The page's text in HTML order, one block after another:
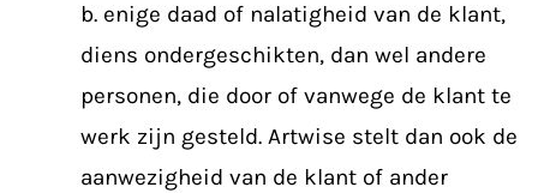
b. enige daad of nalatigheid van de klant,
diens ondergeschikten, dan wel andere
personen, die door of vanwege de klant te
werk zijn gesteld. Artwise stelt dan ook de
aanwezigheid van de klant of ander